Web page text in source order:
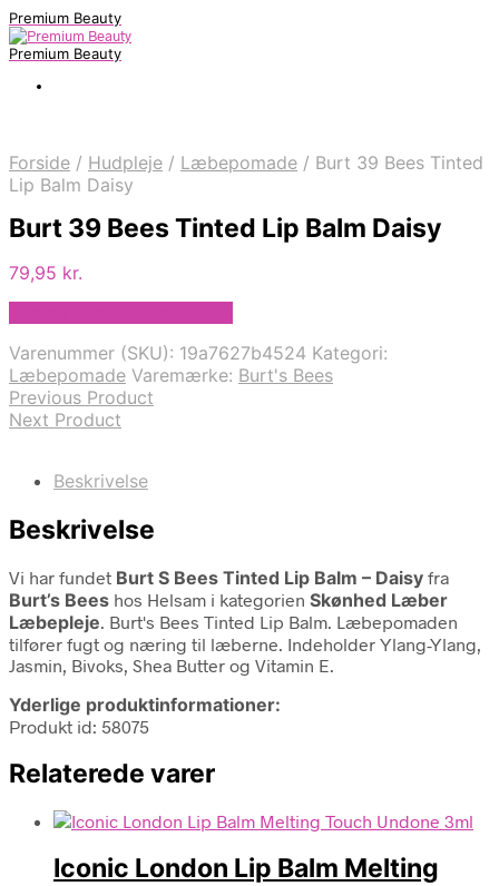
Premium Beauty
Premium Beauty
Forside / Hudpleje / Læbepomade / Burt 39 Bees Tinted
Lip Balm Daisy
Burt 39 Bees Tinted Lip Balm Daisy
79,95 kr.
Varenummer (SKU): 19a7627b4524 Kategori:
Læbepomade Varemærke: Burt's Bees
Previous Product
Next Product
Beskrivelse
Beskrivelse
Vi har fundet Burt S Bees Tinted Lip Balm – Daisy fra
Burt’s Bees hos Helsam i kategorien Skønhed Læber
Læbepleje. Burt's Bees Tinted Lip Balm. Læbepomaden
tilfører fugt og næring til læberne. Indeholder Ylang-Ylang,
Jasmin, Bivoks, Shea Butter og Vitamin E.
Yderlige produktinformationer:
Produkt id: 58075
Relaterede varer
Iconic London Lip Balm Melting